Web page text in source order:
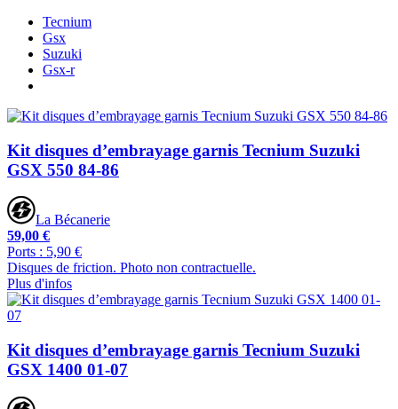
Tecnium
Gsx
Suzuki
Gsx-r
Kit disques d’embrayage garnis Tecnium Suzuki
GSX 550 84-86
La Bécanerie
59,00 €
Ports : 5,90 €
Disques de friction. Photo non contractuelle.
Plus d'infos
Kit disques d’embrayage garnis Tecnium Suzuki
GSX 1400 01-07